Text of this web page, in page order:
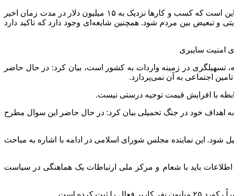
در ادامه این جلسه نماینده مرکز پژوهش‌های مجلس در تحلیل گزارش وزیر ارتباطات در جلسه مذکور گفت: برخی از گزارش‌ها حاکی از این است که کسب و کارها نزدیک به ۱۵ میلیون دلار در مدت زمان اخیر
و تبعیض بین مردم شود. همچنین شایعه‌ای وجود دارد که تاکید دارد
تسهیلگری در زمینه واردات به کشور است، بیان کرد: در حال حاضر
اجتماعی به آن نمی‌پردازد.
با افزایش قیمت توجیه درستی نیست.
اهداف خود در جنگ تحمیلی بیان کرد: در حال حاضر این سوال مطرح
اطلاعات کمتر از ۶۰ درصد محقق شده و باید به سرعت تکمیل شود. این نماینده مجلس شورای اسلامی در ادامه با اشاره به مباحث
باید با شعام و مرکز ملی ارتباطات یک هماهنگی در سیاست
کرده است.